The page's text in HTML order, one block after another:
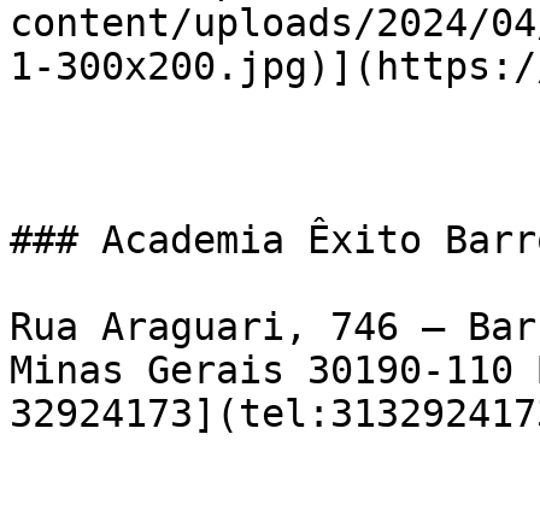
content/uploads/2024/
1-300x200.jpg)](https://
### Academia Êxito
Rua Araguari, 746 –
Minas Gerais 30190-